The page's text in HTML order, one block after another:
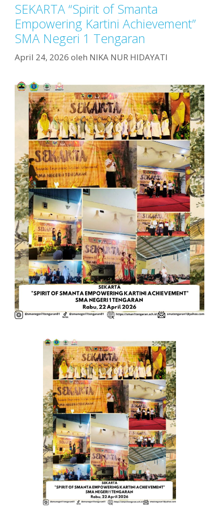
SEKARTA “Spirit of Smanta
Empowering Kartini Achievement”
SMA Negeri 1 Tengaran
April 24, 2026 oleh NIKA NUR HIDAYATI